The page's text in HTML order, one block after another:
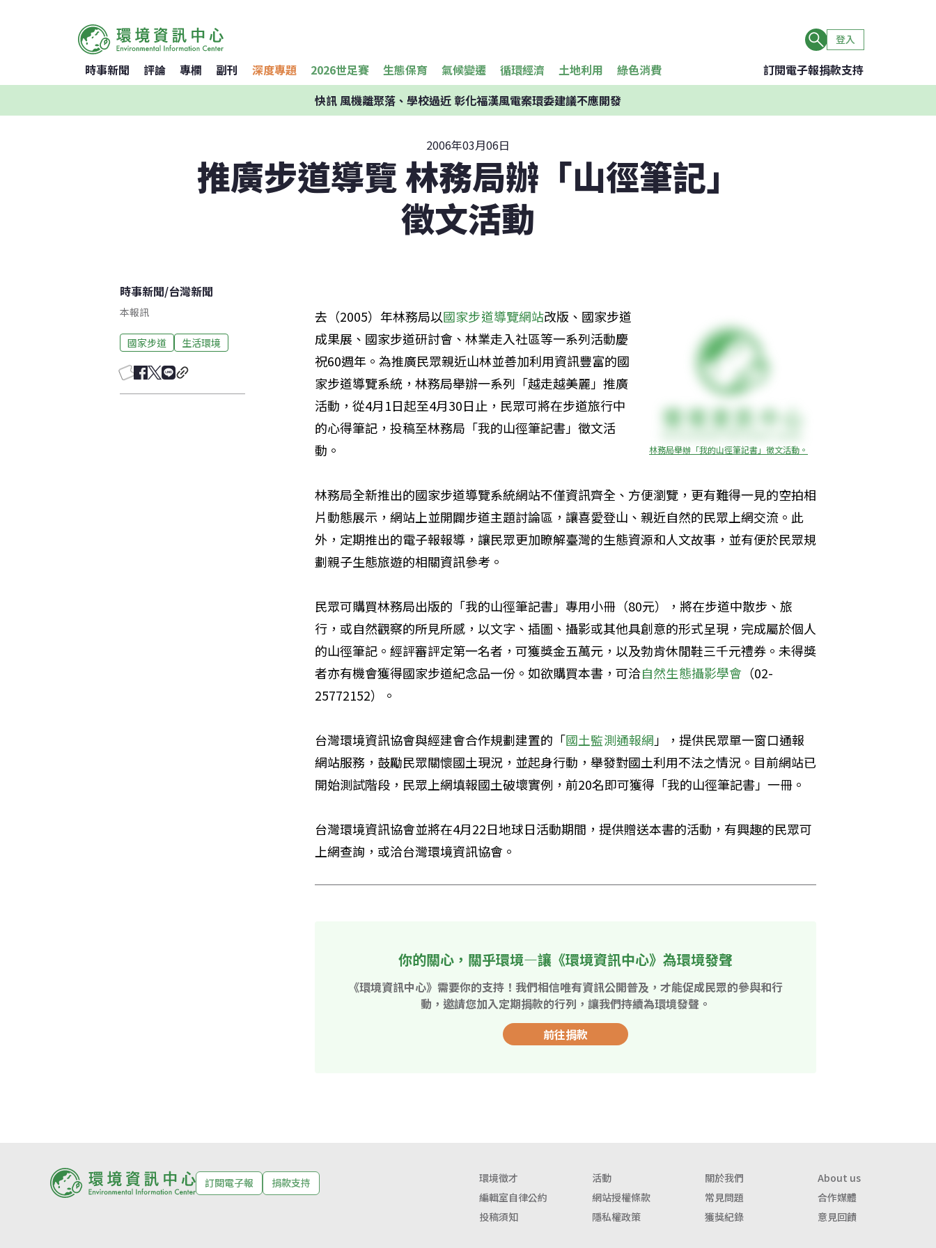
登入
時事新聞 評論 專欄 副刊 深度專題 2026世足賽 生態保育 氣候變遷 循環經濟 土地利用 綠色消費 訂閱電子報捐款支持
快訊風機離聚落、學校過近 彰化福漢風電案環委建議不應開發
2006年03月06日
推廣步道導覽 林務局辦「山徑筆記」
徵文活動
時事新聞/台灣新聞
本報訊
國家步道 生活環境
林務局舉辦「我的山徑筆記書」徵文活動。
去（2005）年林務局以國家步道導覽網站改版、國家步道
成果展、國家步道研討會、林業走入社區等一系列活動慶
祝60週年。為推廣民眾親近山林並善加利用資訊豐富的國
家步道導覽系統，林務局舉辦一系列「越走越美麗」推廣
活動，從4月1日起至4月30日止，民眾可將在步道旅行中
的心得筆記，投稿至林務局「我的山徑筆記書」徵文活
動。
林務局全新推出的國家步道導覽系統網站不僅資訊齊全、方便瀏覽，更有難得一見的空拍相
片動態展示，網站上並開闢步道主題討論區，讓喜愛登山、親近自然的民眾上網交流。此
外，定期推出的電子報報導，讓民眾更加瞭解臺灣的生態資源和人文故事，並有便於民眾規
劃親子生態旅遊的相關資訊參考。
民眾可購買林務局出版的「我的山徑筆記書」專用小冊（80元），將在步道中散步、旅
行，或自然觀察的所見所感，以文字、插圖、攝影或其他具創意的形式呈現，完成屬於個人
的山徑筆記。經評審評定第一名者，可獲獎金五萬元，以及勃肯休閒鞋三千元禮券。未得獎
者亦有機會獲得國家步道紀念品一份。如欲購買本書，可洽自然生態攝影學會 （02-
25772152）。
台灣環境資訊協會與經建會合作規劃建置的「國土監測通報網 」，提供民眾單一窗口通報
網站服務，鼓勵民眾關懷國土現況，並起身行動，舉發對國土利用不法之情況。目前網站已
開始測試階段，民眾上網填報國土破壞實例，前20名即可獲得「我的山徑筆記書」一冊。
台灣環境資訊協會並將在4月22日地球日活動期間，提供贈送本書的活動，有興趣的民眾可
上網查詢，或洽台灣環境資訊協會。
你的關心，關乎環境—讓《環境資訊中心》為環境發聲
《環境資訊中心》需要你的支持！我們相信唯有資訊公開普及，才能促成民眾的參與和行
動，邀請您加入定期捐款的行列，讓我們持續為環境發聲。
前往捐款
訂閱電子報 捐款支持 環境徵才 活動 關於我們
About us
編輯室自律公約
網站授權條款 常見問題
合作媒體
投稿須知
隱私權政策 獲獎紀錄 意見回饋